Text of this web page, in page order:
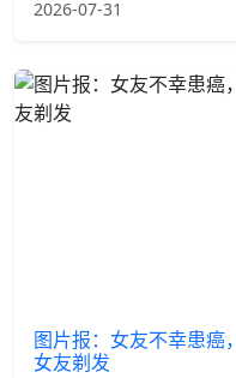
2026-07-31
图片报：女友不幸患癌
女友剃发